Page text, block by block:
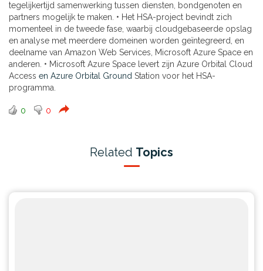
tegelijkertijd samenwerking tussen diensten, bondgenoten en
partners mogelijk te maken. • Het HSA-project bevindt zich
momenteel in de tweede fase, waarbij cloudgebaseerde opslag
en analyse met meerdere domeinen worden geïntegreerd, en
deelname van Amazon Web Services, Microsoft Azure Space en
anderen. • Microsoft Azure Space levert zijn Azure Orbital Cloud
Access en Azure Orbital Ground Station voor het HSA-
programma.
0 0
Related Topics